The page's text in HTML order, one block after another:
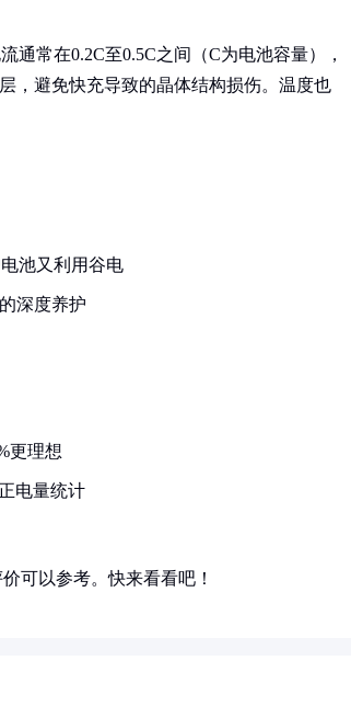
常在0.2C至0.5C之间（C为电池容量），
，避免快充导致的晶体结构损伤。温度也
池又利用谷电
深度养护
更理想
电量统计
可以参考。快来看看吧！